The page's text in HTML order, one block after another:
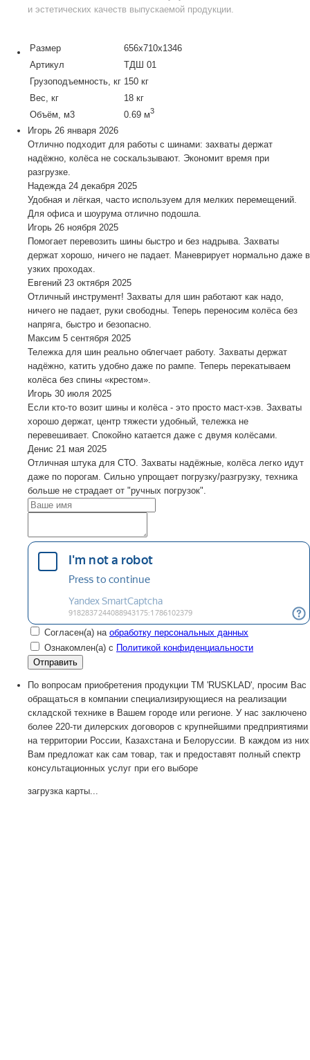
и эстетических качеств выпускаемой продукции.
Размер
656х710х1346
Артикул
ТДШ 01
Грузоподъемность, кг 150 кг
Вес, кг
18 кг
Объём, м3
0.69 м3
Игорь 26 января 2026
Отлично подходит для работы с шинами: захваты держат
надёжно, колёса не соскальзывают. Экономит время при
разгрузке.
Надежда 24 декабря 2025
Удобная и лёгкая, часто используем для мелких перемещений.
Для офиса и шоурума отлично подошла.
Игорь 26 ноября 2025
Помогает перевозить шины быстро и без надрыва. Захваты
держат хорошо, ничего не падает. Маневрирует нормально даже в
узких проходах.
Евгений 23 октября 2025
Отличный инструмент! Захваты для шин работают как надо,
ничего не падает, руки свободны. Теперь переносим колёса без
напряга, быстро и безопасно.
Максим 5 сентября 2025
Тележка для шин реально облегчает работу. Захваты держат
надёжно, катить удобно даже по рампе. Теперь перекатываем
колёса без спины «крестом».
Игорь 30 июля 2025
Если кто-то возит шины и колёса - это просто маст-хэв. Захваты
хорошо держат, центр тяжести удобный, тележка не
перевешивает. Спокойно катается даже с двумя колёсами.
Денис 21 мая 2025
Отличная штука для СТО. Захваты надёжные, колёса легко идут
даже по порогам. Сильно упрощает погрузку/разгрузку, техника
больше не страдает от "ручных погрузок".
Согласен(а) на обработку персональных данных
Ознакомлен(а) с Политикой конфиденциальности
По вопросам приобретения продукции TM 'RUSKLAD', просим Вас
обращаться в компании специализирующиеся на реализации
складской технике в Вашем городе или регионе. У нас заключено
более 220-ти дилерских договоров с крупнейшими предприятиями
на территории России, Казахстана и Белоруссии. В каждом из них
Вам предложат как сам товар, так и предоставят полный спектр
консультационных услуг при его выборе
загрузка карты...